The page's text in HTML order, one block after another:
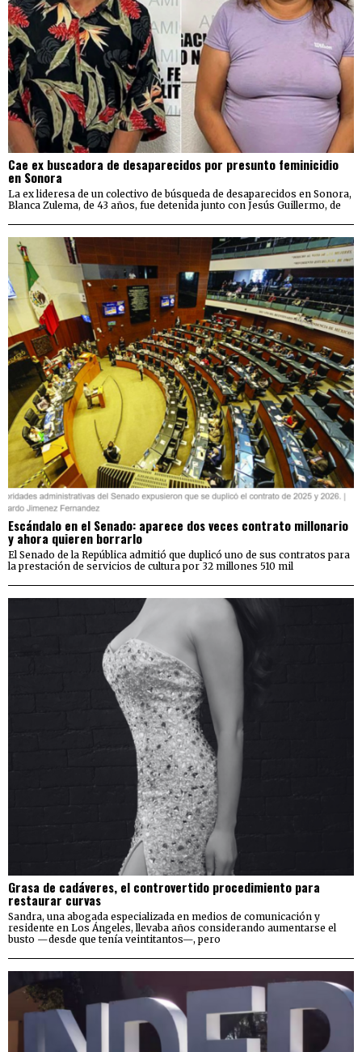
Cae ex buscadora de desaparecidos por presunto feminicidio
en Sonora
La ex lideresa de un colectivo de búsqueda de desaparecidos en Sonora,
Blanca Zulema, de 43 años, fue detenida junto con Jesús Guillermo, de
Escándalo en el Senado: aparece dos veces contrato millonario
y ahora quieren borrarlo
El Senado de la República admitió que duplicó uno de sus contratos para
la prestación de servicios de cultura por 32 millones 510 mil
Grasa de cadáveres, el controvertido procedimiento para
restaurar curvas
Sandra, una abogada especializada en medios de comunicación y
residente en Los Ángeles, llevaba años considerando aumentarse el
busto —desde que tenía veintitantos—, pero